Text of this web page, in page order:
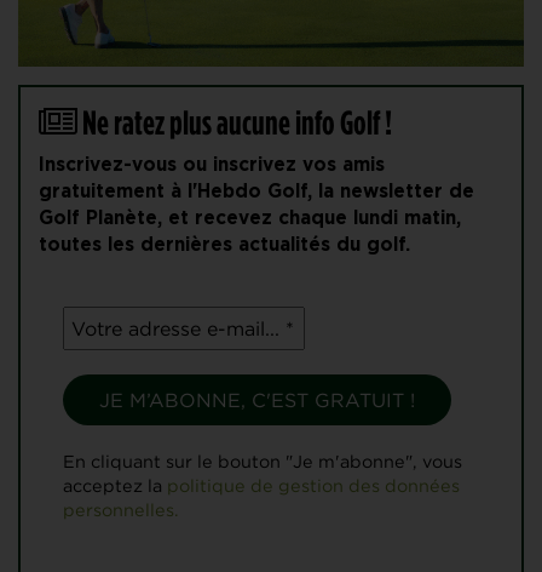
Ne ratez plus aucune info Golf !
Inscrivez-vous ou inscrivez vos amis
gratuitement à l'Hebdo Golf, la newsletter de
Golf Planète, et recevez chaque lundi matin,
toutes les dernières actualités du golf.
En cliquant sur le bouton "Je m'abonne", vous
acceptez la politique de gestion des données
personnelles.